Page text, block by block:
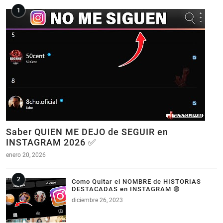
Saber QUIEN ME DEJO de SEGUIR en
INSTAGRAM 2026 ✅
enero 20, 2026
Como Quitar el NOMBRE de HISTORIAS
DESTACADAS en INSTAGRAM 🟣
diciembre 26, 2023